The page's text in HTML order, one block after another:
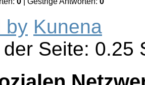
by Kunena
Seite: 0.25